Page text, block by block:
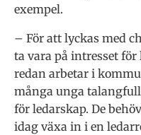
exempel.
– För att lyckas med
ta vara på intresset
redan arbetar i
många unga
för ledarskap. De
idag växa in i en